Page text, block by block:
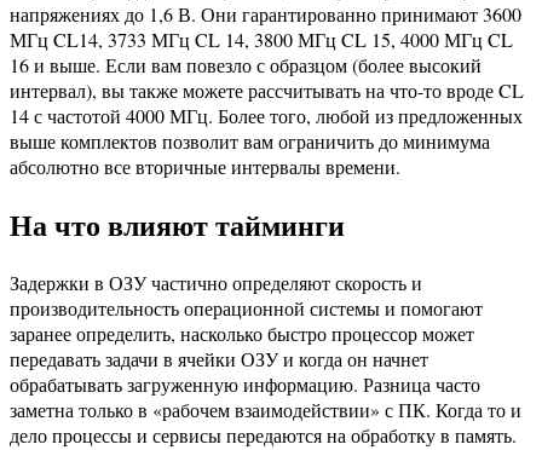
напряжениях до 1,6 В. Они гарантированно принимают 3600
МГц CL14, 3733 МГц CL 14, 3800 МГц CL 15, 4000 МГц CL
16 и выше. Если вам повезло с образцом (более высокий
интервал), вы также можете рассчитывать на что-то вроде CL
14 с частотой 4000 МГц. Более того, любой из предложенных
выше комплектов позволит вам ограничить до минимума
абсолютно все вторичные интервалы времени.
На что влияют тайминги
Задержки в ОЗУ частично определяют скорость и
производительность операционной системы и помогают
заранее определить, насколько быстро процессор может
передавать задачи в ячейки ОЗУ и когда он начнет
обрабатывать загруженную информацию. Разница часто
заметна только в «рабочем взаимодействии» с ПК. Когда то и
дело процессы и сервисы передаются на обработку в память.